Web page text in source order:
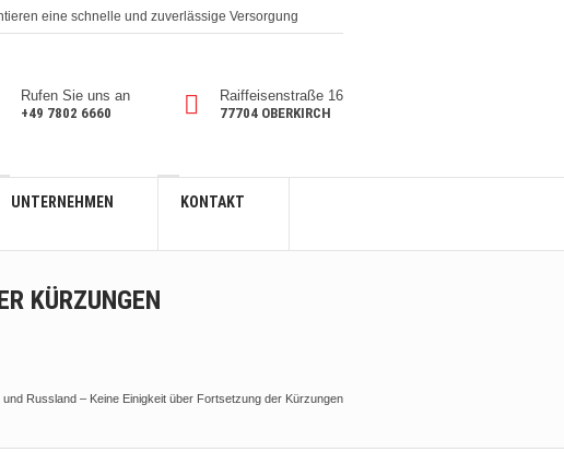
eine schnelle und zuverlässige Versorgung
Rufen Sie uns an
+49 7802 6660
Raiffeisenstraße 16
77704 OBERKIRCH
UNTERNEHMEN KONTAKT
KÜRZUNGEN
und Russland – Keine Einigkeit über Fortsetzung der Kürzungen